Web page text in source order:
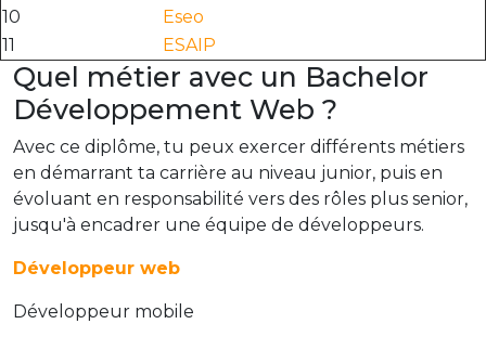
10
Eseo
11
ESAIP
Quel métier avec un Bachelor
Développement Web ?
Avec ce diplôme, tu peux exercer différents métiers
en démarrant ta carrière au niveau junior, puis en
évoluant en responsabilité vers des rôles plus senior,
jusqu'à encadrer une équipe de développeurs.
Développeur web
Développeur mobile